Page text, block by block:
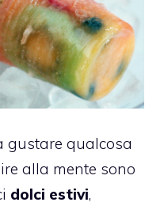
gustare qualcosa
alla mente sono
dolci estivi,